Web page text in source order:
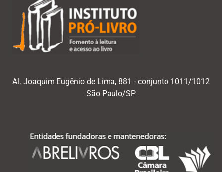
Al. Joaquim Eugênio de Lima, 881 - conjunto 1011/1012
São Paulo/SP